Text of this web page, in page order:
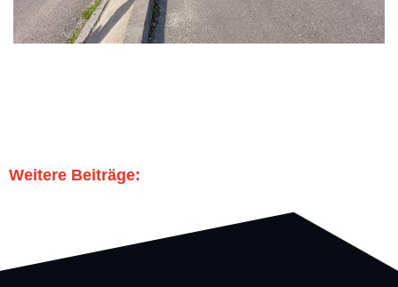
Weitere Beiträge: